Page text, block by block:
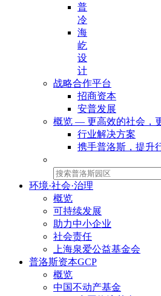
普
冷
海
屹
设
计
战略合作平台
招商资本
安普发展
概览 — 更高效的社会，
行业解决方案
携手普洛斯，提升
环境·社会·治理
概览
可持续发展
助力中小企业
社会责任
上海泉爱公益基金会
普洛斯资本GCP
概览
中国不动产基金